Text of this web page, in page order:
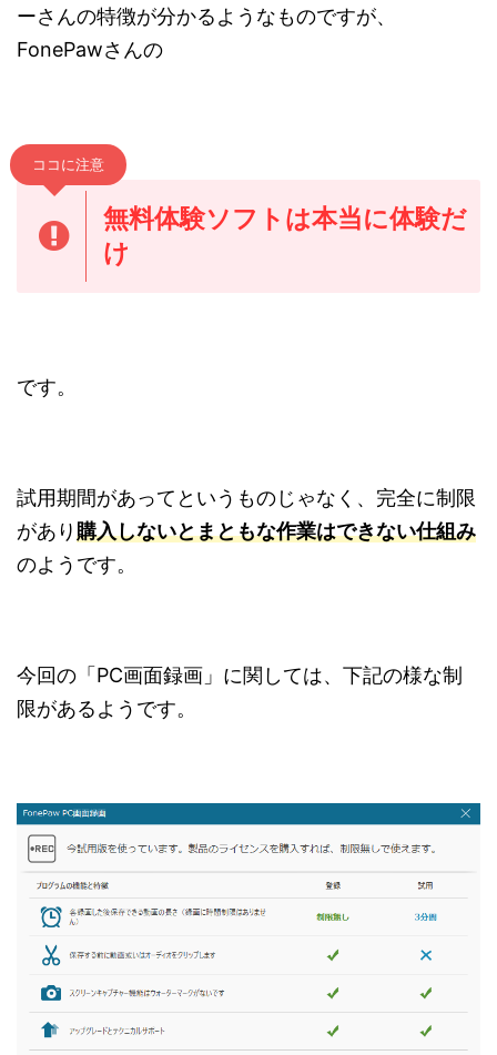
ーさんの特徴が分かるようなものですが、
FonePawさんの
ココに注意
無料体験ソフトは本当に体験だ
け
です。
試用期間があってというものじゃなく、完全に制限
があり購入しないとまともな作業はできない仕組み
のようです。
今回の「PC画面録画」に関しては、下記の様な制
限があるようです。